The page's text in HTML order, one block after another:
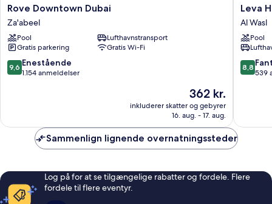
Rove
Downtown
Dubai
Za'abeel
Rove Downtown Dubai
Za'abeel
Pool
Lufthavnstransport
Gratis parkering
Gratis Wi-Fi
9.6
ud
anmeldelser
9,6 Enestående
1.154 anmeldelser
Prisen
362 kr.
362 kr.
inkluderer skatter og gebyrer
16. aug. - 17. aug.
Leva
Hotel
and
Suites,
Mazaya
Centre
Al
Leva
Al Wasl
Pool
8.8
ud
8,8
539
Sammenlign lignende overnatningssteder
Log på for at se tilgængelige rabatter og fordele. Flere
fordele til flere eventyr.